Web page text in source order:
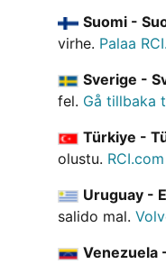
Suomi -
virhe. Palaa
Sverige -
fel. Gå tillbaka
Türkiye -
olustu.
Uruguay -
salido mal.
Venezuela